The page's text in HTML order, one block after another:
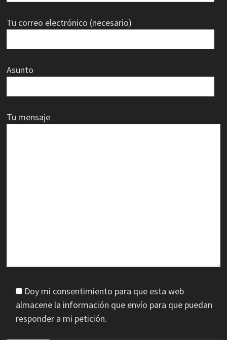
Tu correo electrónico (necesario)
Asunto
Tu mensaje
Doy mi consentimiento para que esta web
almacene la información que envío para que puedan
responder a mi petición.